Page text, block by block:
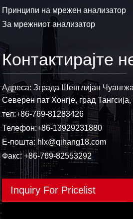
Принципи на мрежен анализатор
За мрежниот анализатор
Контактирајте
Адреса: Зграда Шенглијан
Северен пат Хонгје, град
тел:+86-769-81283426
Телефон:+86-13929231880
Е-пошта: hlx@qihang18.com
Факс: +86-769-82553292
Inquiry For Pricelist